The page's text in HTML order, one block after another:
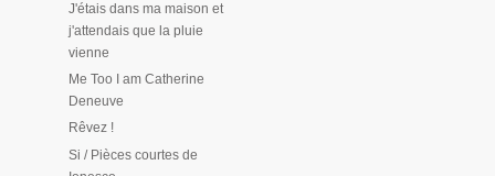
J'étais dans ma maison et
j'attendais que la pluie
vienne
Me Too I am Catherine
Deneuve
Rêvez !
Si / Pièces courtes de